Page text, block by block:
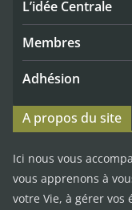
L’idée Centrale
Membres
Adhésion
A propos du site
Ici nous vous
vous apprenons à
votre Vie, à gérer